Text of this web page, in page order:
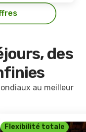
des
au meilleur
Flexibilité totale